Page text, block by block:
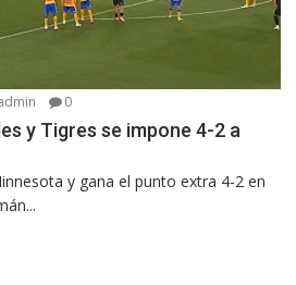
0
y Tigres se impone 4-2 a
y gana el punto extra 4-2 en